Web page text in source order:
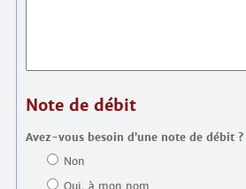
Note de débit
Avez-vous besoin d’une note de débit ?
Non
Oui, à mon nom